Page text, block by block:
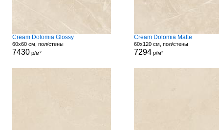
Cream Dolomia Glossy
60x60 см, пол/стены
7430 р/м²
Cream Dolomia Matte
60x120 см, пол/стены
7294 р/м²